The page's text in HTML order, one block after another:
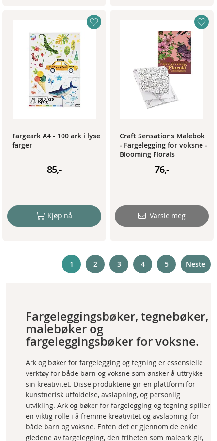
Fargeark A4 - 100 ark i lyse
farger
85,-
Kjøp nå
Craft Sensations Malebok
- Fargelegging for voksne -
Blooming Florals
76,-
Varsle meg
You're
1 Page
2 Page
3 Page
4 Page
5 Neste
Fargeleggingsbøker, tegnebøker,
malebøker og
fargeleggingsbøker for voksne.
Ark og bøker for fargelegging og tegning er essensielle
verktøy for både barn og voksne som ønsker å uttrykke
sin kreativitet. Disse produktene gir en plattform for
kunstnerisk utfoldelse, avslapning, og personlig
utvikling. Ark og bøker for fargelegging og tegning spiller
en viktig rolle i å fremme kreativitet og avslapning for
både barn og voksne. Enten det er gjennom de enkle
gledene av fargelegging, den friheten som maleark gir,